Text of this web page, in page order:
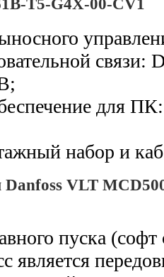
T5-G4X-00-CV1
связи:
для
набор и
VLT
пуска (софт
является